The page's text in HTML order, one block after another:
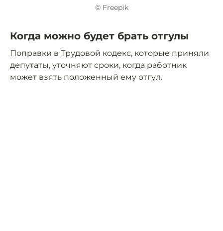
© Freepik
Когда можно будет брать отгулы
Поправки в Трудовой кодекс, которые приняли
депутаты, уточняют сроки, когда работник
может взять положенный ему отгул.